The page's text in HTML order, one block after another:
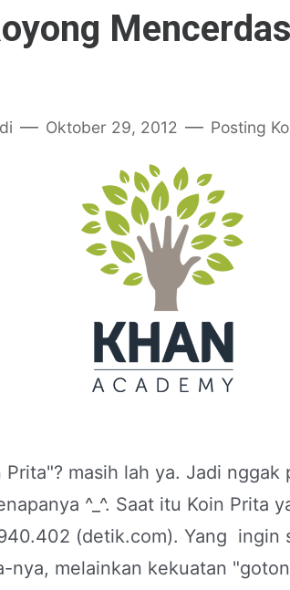
Oktober 29, 2012 Posting
masih lah ya. Jadi nggak
^_^. Saat itu Koin Prita
(detik.com). Yang ingin
nya, melainkan kekuatan